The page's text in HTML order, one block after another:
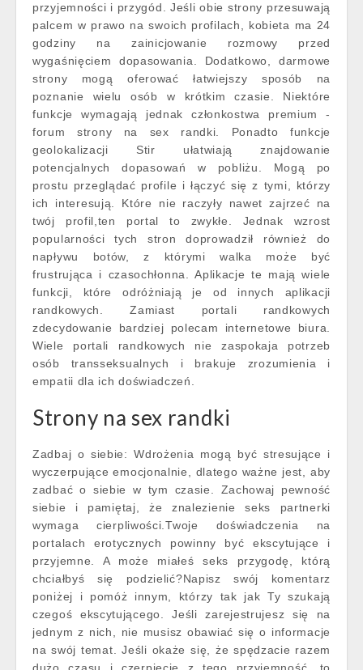
przyjemności i przygód. Jeśli obie strony przesuwają
palcem w prawo na swoich profilach, kobieta ma 24
godziny na zainicjowanie rozmowy przed
wygaśnięciem dopasowania. Dodatkowo, darmowe
strony mogą oferować łatwiejszy sposób na
poznanie wielu osób w krótkim czasie. Niektóre
funkcje wymagają jednak członkostwa premium -
forum strony na sex randki. Ponadto funkcje
geolokalizacji Stir ułatwiają znajdowanie
potencjalnych dopasowań w pobliżu. Mogą po
prostu przeglądać profile i łączyć się z tymi, którzy
ich interesują. Które nie raczyły nawet zajrzeć na
twój profil,ten portal to zwykłe. Jednak wzrost
popularności tych stron doprowadził również do
napływu botów, z którymi walka może być
frustrująca i czasochłonna. Aplikacje te mają wiele
funkcji, które odróżniają je od innych aplikacji
randkowych. Zamiast portali randkowych
zdecydowanie bardziej polecam internetowe biura.
Wiele portali randkowych nie zaspokaja potrzeb
osób transseksualnych i brakuje zrozumienia i
empatii dla ich doświadczeń.
Strony na sex randki
Zadbaj o siebie: Wdrożenia mogą być stresujące i
wyczerpujące emocjonalnie, dlatego ważne jest, aby
zadbać o siebie w tym czasie. Zachowaj pewność
siebie i pamiętaj, że znalezienie seks partnerki
wymaga cierpliwości.Twoje doświadczenia na
portalach erotycznych powinny być ekscytujące i
przyjemne. A może miałeś seks przygodę, którą
chciałbyś się podzielić?Napisz swój komentarz
poniżej i pomóż innym, którzy tak jak Ty szukają
czegoś ekscytującego. Jeśli zarejestrujesz się na
jednym z nich, nie musisz obawiać się o informacje
na swój temat. Jeśli okaże się, że spędzacie razem